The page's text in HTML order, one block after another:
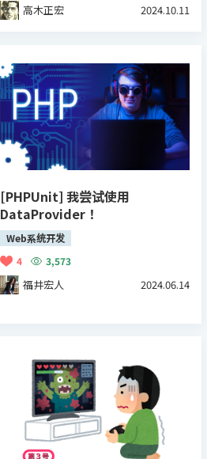
高木正宏 2024.10.11
[PHPUnit] 我尝试使用
DataProvider！
Web系统开发
4
3,573
福井宏人 2024.06.14